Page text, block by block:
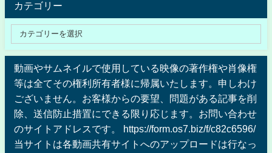
カテゴリー
動画やサムネイルで使用している映像の著作権や肖像権
等は全てその権利所有者様に帰属いたします。申しわけ
ございません。お客様からの要望、問題がある記事を削
除、送信防止措置にできる限り応じます。お問い合わせ
のサイトアドレスです。 https://form.os7.biz/f/c82c6596/
当サイトは各動画共有サイトへのアップロードは行なっ